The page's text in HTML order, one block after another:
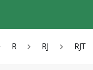
R RJ RJT